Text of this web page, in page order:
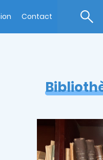
Contact